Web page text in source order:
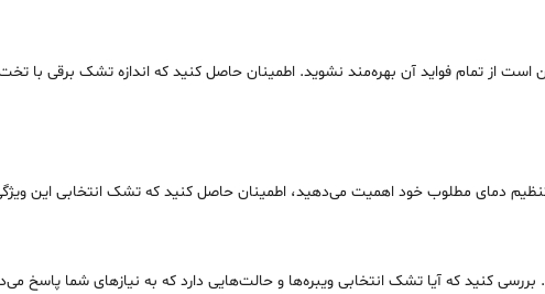
از تمام فواید آن بهره‌مند نشوید. اطمینان حاصل کنید که اندازه تشک برقی با
دمای مطلوب خود اهمیت می‌دهید، اطمینان حاصل کنید که تشک انتخابی این ویژگی
کنید که آیا تشک انتخابی ویبره‌ها و حالت‌هایی دارد که به نیازهای شما پاسخ